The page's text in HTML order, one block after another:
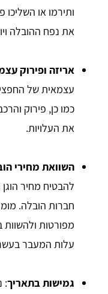
ותירמו או השליכו
את נפח ההובלה
אריזה ופירוק
עצמאית של
כמו כן, פירוק
את העלויות.
השוואת מחירי
להבטיח מחיר
מפורטות ולהשוות
עלות המעבר
גמישות בתאריך: